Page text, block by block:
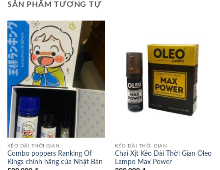
SẢN PHẨM TƯƠNG TỰ
KÉO DÀI THỜI GIAN
Combo poppers Ranking Of
Kings chính hãng của Nhật Bản
KÉO DÀI THỜI GIAN
Chai Xịt Kéo Dài Thời Gian Oleo
Lampo Max Power